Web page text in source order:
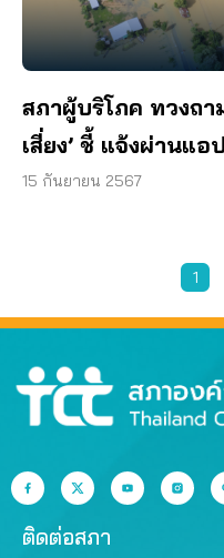
สภาผู้บริโภค ทวงถ
เสี่ยง’ ชี้ แจ้งผ่านแ
15 กันยายน 2567
1
ติดต่อสภา